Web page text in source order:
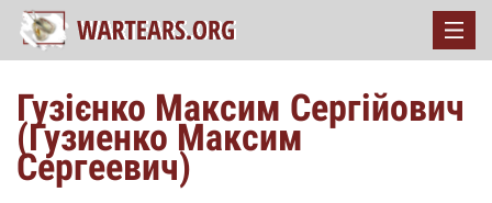
Гузієнко Максим Сергійович
(Гузиенко Максим
Сергеевич)